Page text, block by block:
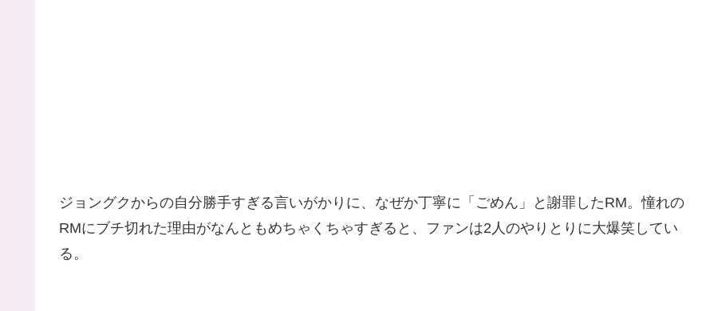
ジョングクからの自分勝手すぎる言いがかりに、なぜか丁寧に「ごめん」と謝罪したRM。憧れの
RMにブチ切れた理由がなんともめちゃくちゃすぎると、ファンは2人のやりとりに大爆笑してい
る。